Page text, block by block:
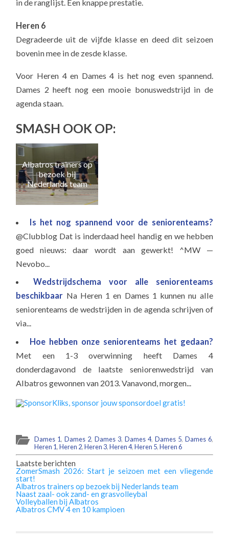
in de ranglijst. Een knappe prestatie.
Heren 6
Degradeerde uit de vijfde klasse en deed dit seizoen
bovenin mee in de zesde klasse.
Voor Heren 4 en Dames 4 is het nog even spannend.
Dames 2 heeft nog een mooie bonuswedstrijd in de
agenda staan.
SMASH OOK OP:
Albatros trainers op
bezoek bij
Nederlands team
Is het nog spannend voor de seniorenteams?
@Clubblog Dat is inderdaad heel handig en we hebben
goed nieuws: daar wordt aan gewerkt! ^MW —
Nevobo...
Wedstrijdschema voor alle seniorenteams
beschikbaar Na Heren 1 en Dames 1 kunnen nu alle
seniorenteams de wedstrijden in de agenda schrijven of
via...
Hoe hebben onze seniorenteams het gedaan?
Met een 1-3 overwinning heeft Dames 4
donderdagavond de laatste seniorenwedstrijd van
Albatros gewonnen van 2013. Vanavond, morgen...
Dames 1,Dames 2,Dames 3, Dames 4, Dames 5, Dames 6,
Heren 1,Heren 2,Heren 3,Heren 4,Heren 5,Heren 6
Laatste berichten
ZomerSmash 2026: Start je seizoen met een vliegende
start!
Albatros trainers op bezoek bij Nederlands team
Naast zaal- ook zand- en grasvolleybal
Volleyballen bij Albatros
Albatros CMV 4 en 10 kampioen